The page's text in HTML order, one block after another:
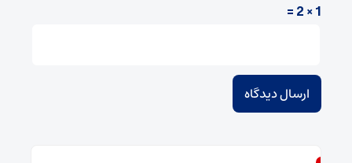
1 × 2 =